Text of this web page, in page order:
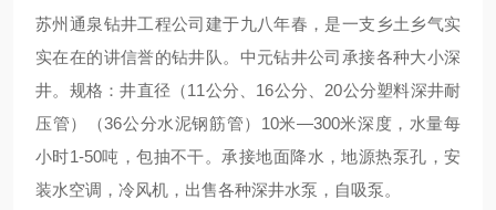
苏州 通泉钻井工程公司建于九八年春，是一支乡土乡气实
实在在的讲信誉的钻井队。中元钻井公司承接各种大小深
井。规格：井直径（11公分、16公分、20公分塑料深井耐
压管）（36公分水泥钢筋管）10米—300米深度，水量每
小时1-50吨，包抽不干。承接地面降水，地源热泵孔，安
装水空调，冷风机，出售各种深井水泵，自吸泵。